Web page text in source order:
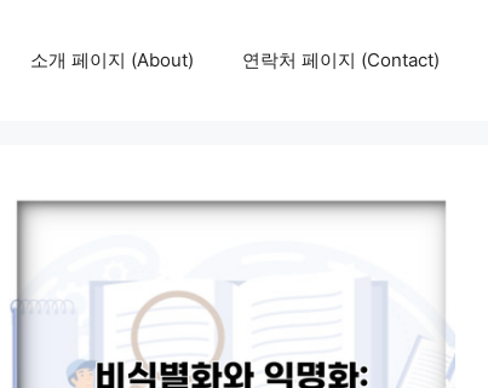
소개 페이지 (About) 연락처 페이지 (Contact)